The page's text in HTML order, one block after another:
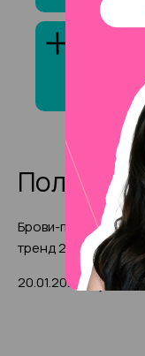
Брови-полумесяцы:
тренд 2025,
популярность (с
примерами)
20.01.2024 0